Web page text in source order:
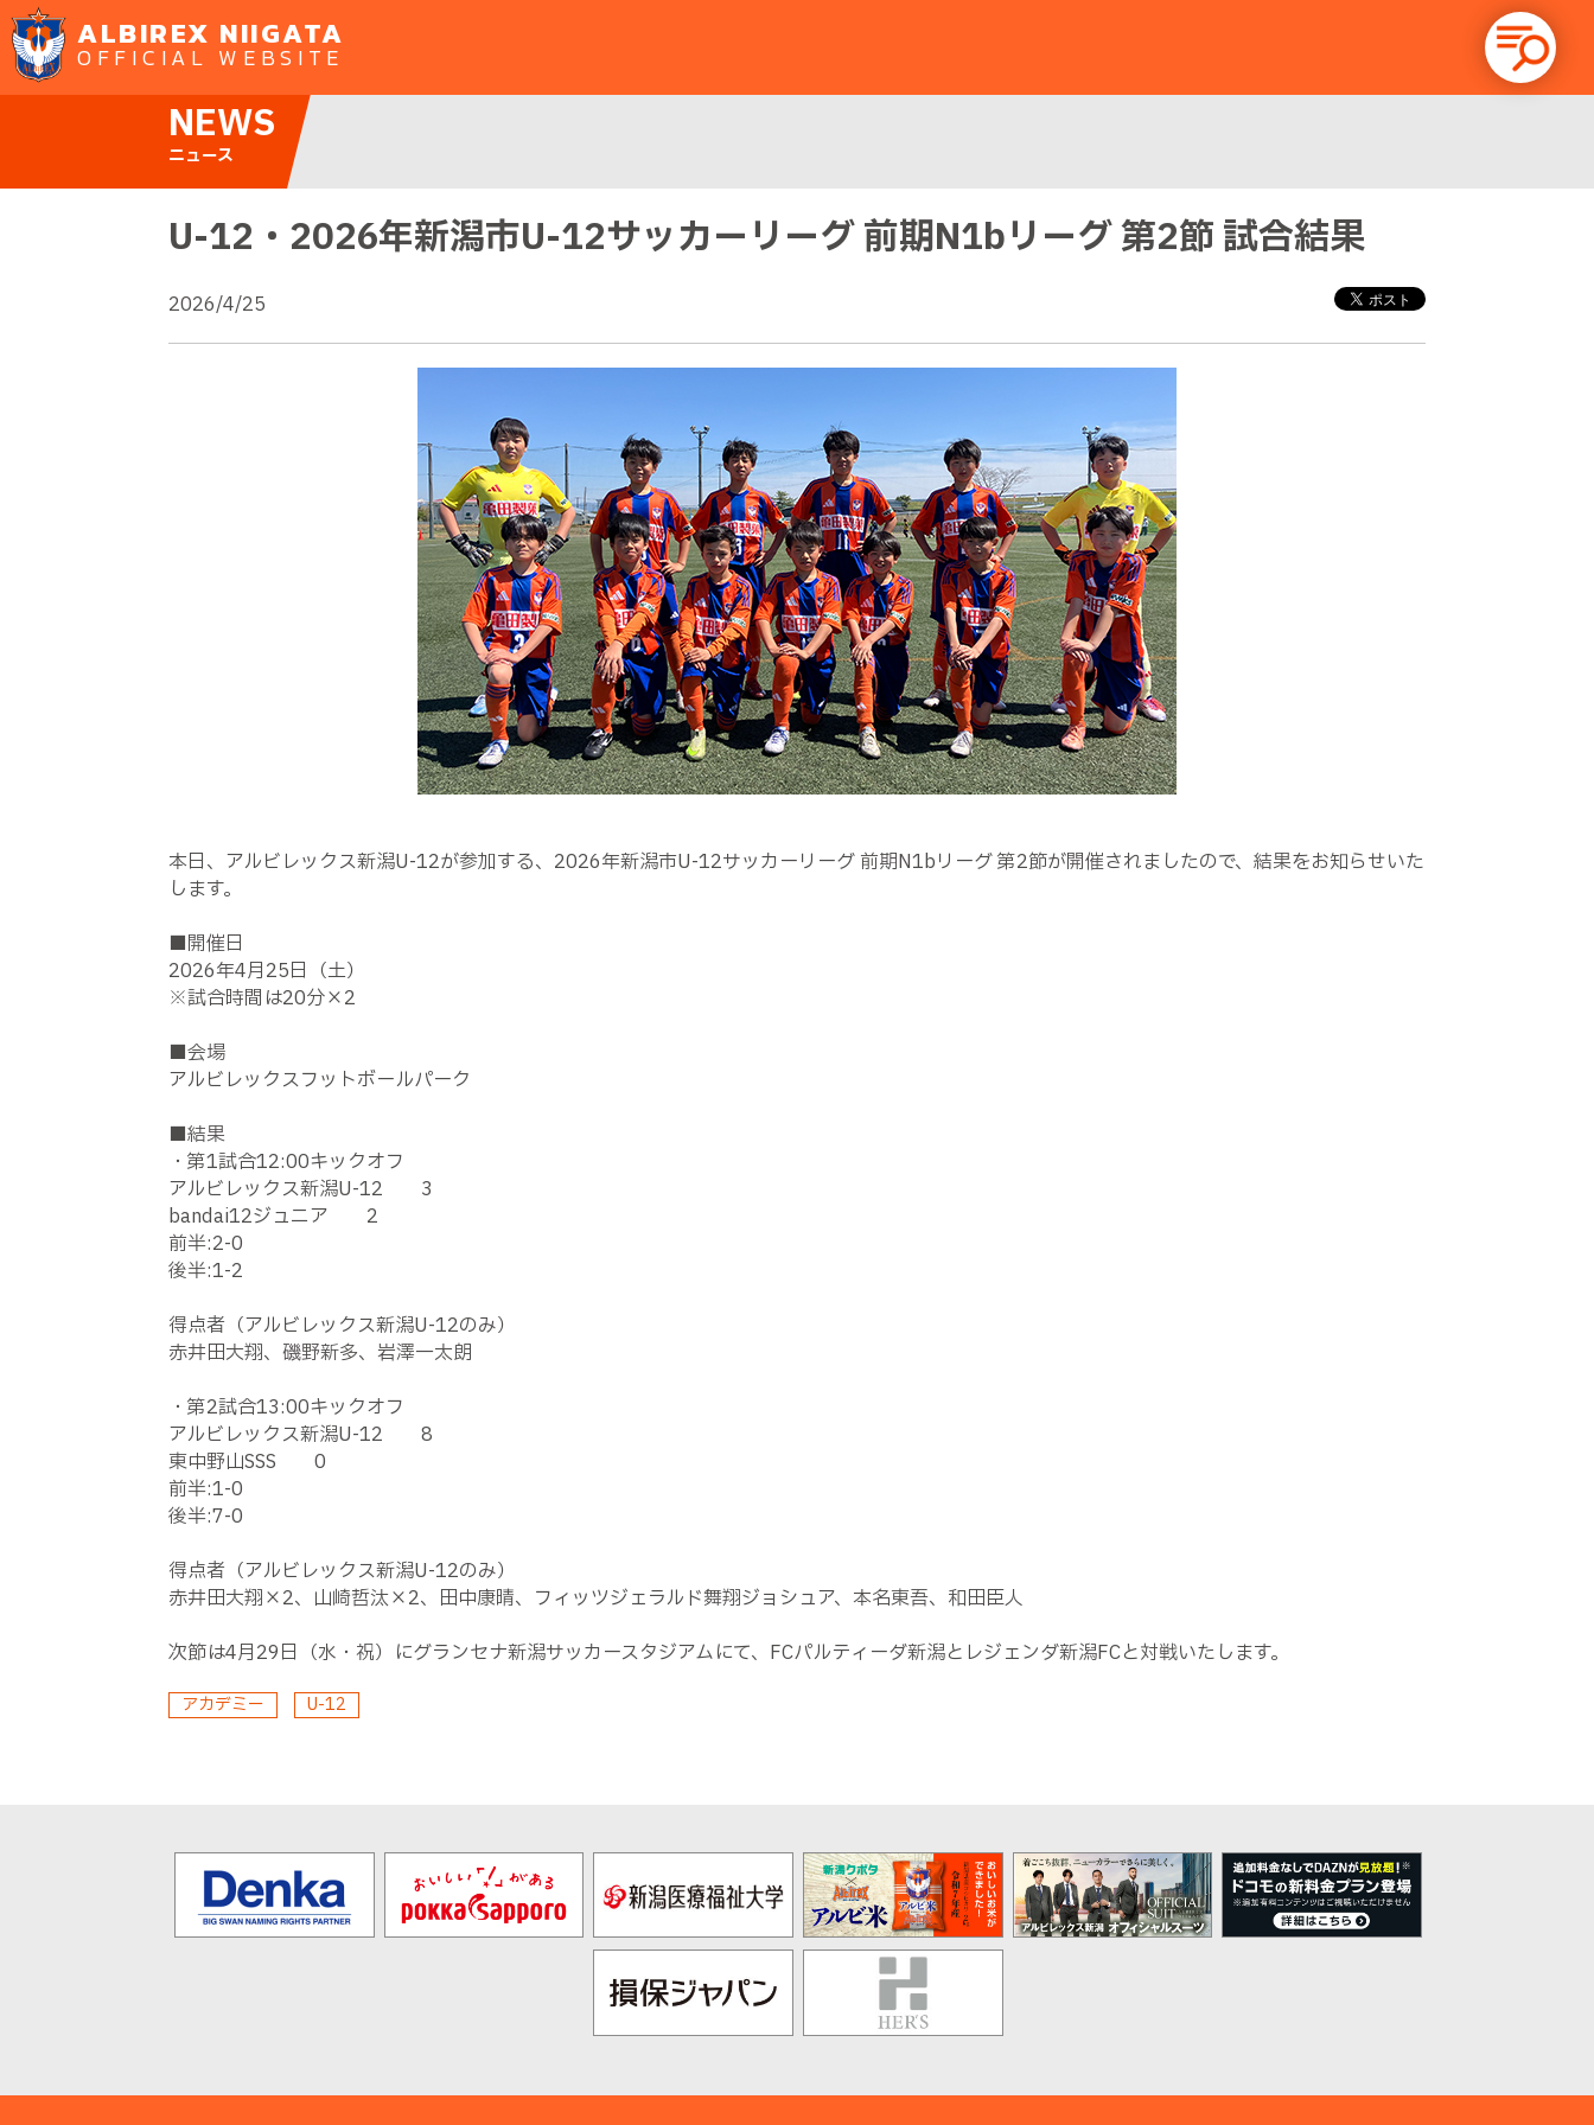
ALBIREX NIIGATA
OFFICIAL WEBSITE
NEWS
ニュース
U-12・2026年新潟市U-12サッカーリーグ 前期N1bリーグ 第2節 試合結果
2026/4/25
本日、アルビレックス新潟U-12が参加する、2026年新潟市U-12サッカーリーグ 前期N1bリーグ 第2節が開催されましたので、結果をお知らせいた
します。
■開催日
2026年4月25日（土）
※試合時間は20分×2
■会場
アルビレックスフットボールパーク
■結果
・第1試合12:00キックオフ
アルビレックス新潟U-12 3
bandai12ジュニア 2
前半:2-0
後半:1-2
得点者（アルビレックス新潟U-12のみ）
赤井田大翔、磯野新多、岩澤一太朗
・第2試合13:00キックオフ
アルビレックス新潟U-12 8
東中野山SSS 0
前半:1-0
後半:7-0
得点者（アルビレックス新潟U-12のみ）
赤井田大翔×2、山崎哲汰×2、田中康晴、フィッツジェラルド舞翔ジョシュア、本名東吾、和田臣人
次節は4月29日（水・祝）にグランセナ新潟サッカースタジアムにて、FCパルティーダ新潟とレジェンダ新潟FCと対戦いたします。
アカデミー U-12